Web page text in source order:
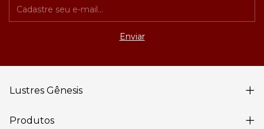
Lustres Gênesis
Produtos